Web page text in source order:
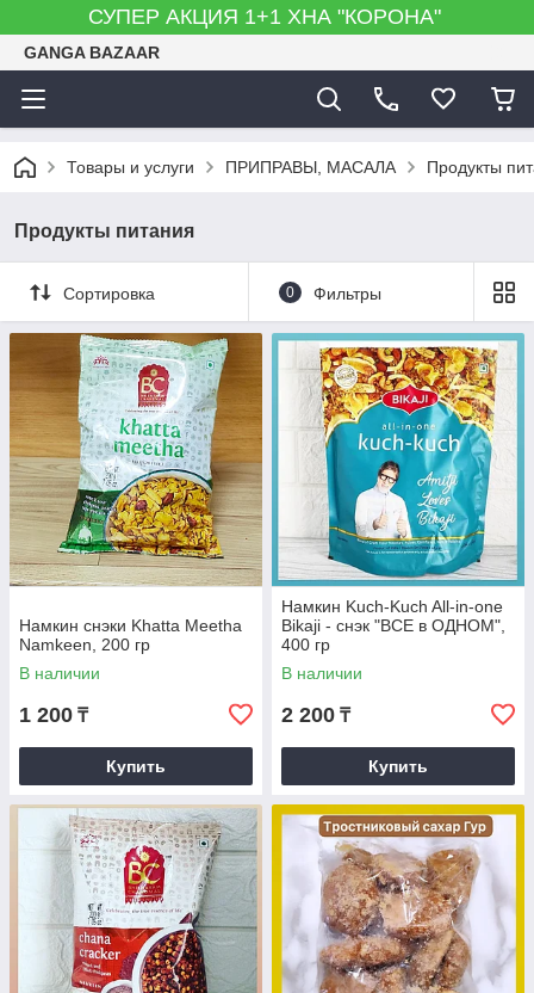
СУПЕР АКЦИЯ 1+1 ХНА "КОРОНА"
GANGA BAZAAR
Товары и услуги ПРИПРАВЫ, МАСАЛА Продукты
Продукты питания
Сортировка 0 Фильтры
Намкин снэки Khatta Meetha
Namkeen, 200 гр
В наличии
1 200 ₸
Купить
Намкин Kuch-Kuch All-in-one
Bikaji - снэк "ВСЕ в ОДНОМ",
400 гр
В наличии
2 200 ₸
Купить